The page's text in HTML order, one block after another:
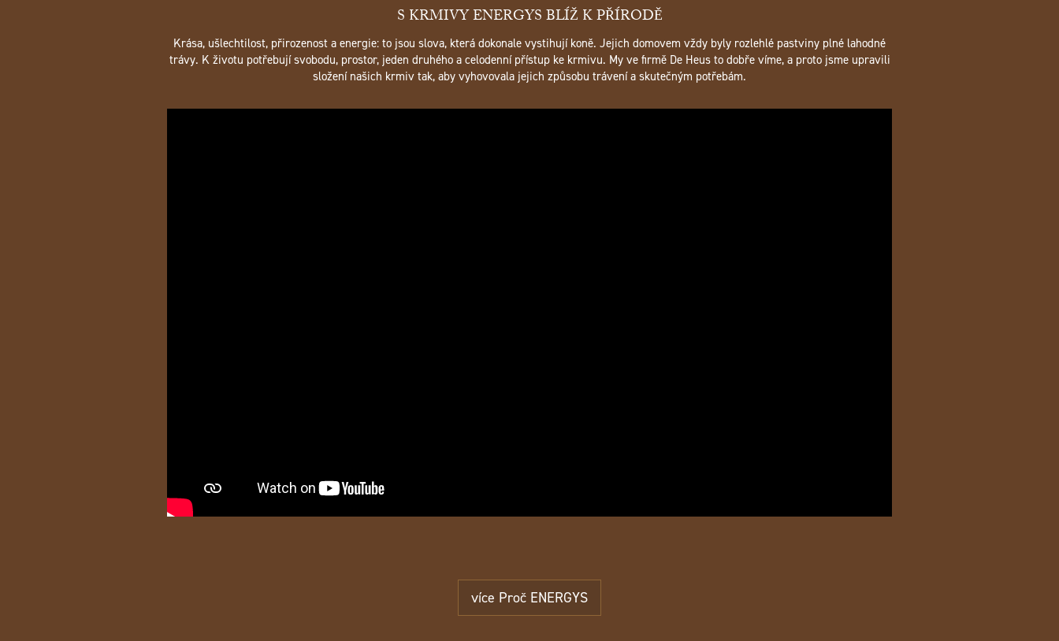
S KRMIVY ENERGYS BLÍŽ K PŘÍRODĚ
Krása, ušlechtilost, přirozenost a energie: to jsou slova, která dokonale vystihují koně. Jejich domovem vždy byly rozlehlé pastviny plné lahodné
trávy. K životu potřebují svobodu, prostor, jeden druhého a celodenní přístup ke krmivu. My ve firmě De Heus to dobře víme, a proto jsme upravili
složení našich krmiv tak, aby vyhovovala jejich způsobu trávení a skutečným potřebám.
více Proč ENERGYS